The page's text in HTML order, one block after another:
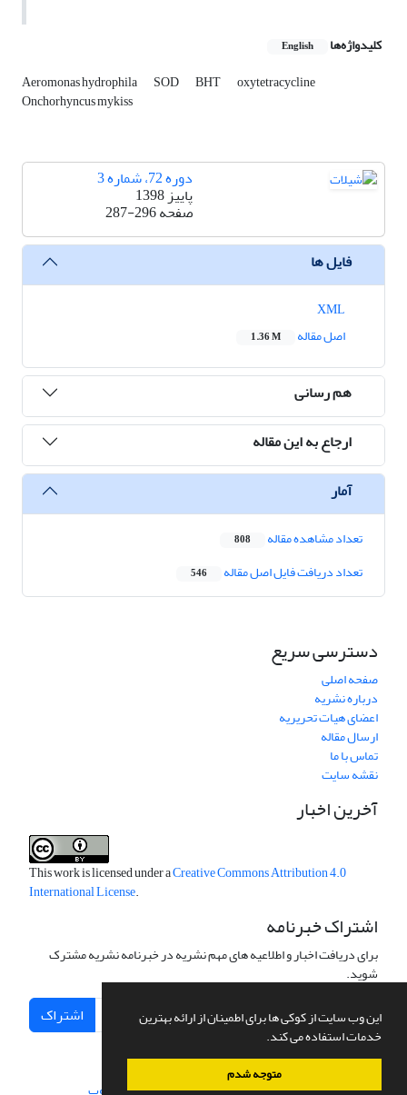
این وب سایت از کوکی ها برای اطمینان از ارائه بهترین
خدمات استفاده می کند.
متوجه شدم
کلیدواژه‌ها English
Aeromonas hydrophila SOD BHT oxytetracycline
Onchorhyncus mykiss
دوره 72، شماره 3
پاییز 1398
صفحه287-296
فایل ها
اصل مقاله
1.36 M
هم رسانی
ارجاع به این مقاله
آمار
تعداد مشاهده مقاله 808
تعداد دریافت فایل اصل مقاله 546
دسترسی سریع
صفحه اصلی
درباره نشریه
اعضای هیات تحریریه
ارسال مقاله
تماس با ما
نقشه سایت
آخرین اخبار
This work is licensed under aCreative Commons Attribution 4.0
International License.
اشتراک خبرنامه
برای دریافت اخبار و اطلاعیه های مهم نشریه در خبرنامه نشریه مشترک
شوید.
اشتراک